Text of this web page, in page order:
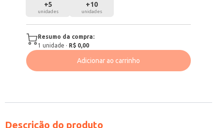
+5
unidades
+10
unidades
Resumo da compra:
1 unidade · R$ 0,00
Adicionar ao carrinho
Descrição do produto